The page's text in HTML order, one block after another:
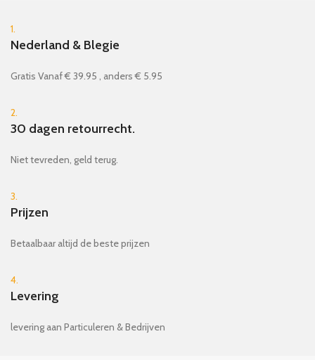
1.
Nederland & Blegie
Gratis Vanaf € 39.95 , anders € 5.95
2.
30 dagen retourrecht.
Niet tevreden, geld terug.
3.
Prijzen
Betaalbaar altijd de beste prijzen
4.
Levering
levering aan Particuleren & Bedrijven